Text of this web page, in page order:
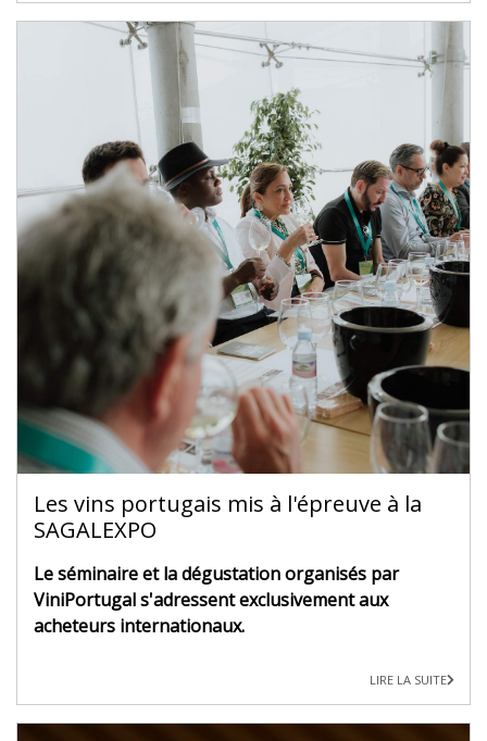
Les vins portugais mis à l'épreuve à la
SAGALEXPO
Le séminaire et la dégustation organisés par
ViniPortugal s'adressent exclusivement aux
acheteurs internationaux.
LIRE LA SUITE